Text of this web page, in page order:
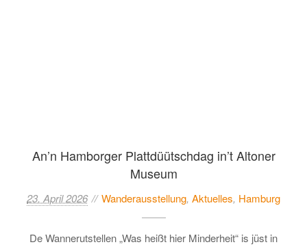
An’n Hamborger Plattdüütschdag in’t Altoner
Museum
23. April 2026 Wanderausstellung, Aktuelles, Hamburg
De Wannerutstellen „Was heißt hier Minderheit“ is jüst in